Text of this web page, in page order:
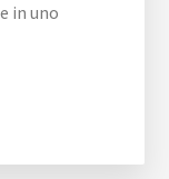
in uno